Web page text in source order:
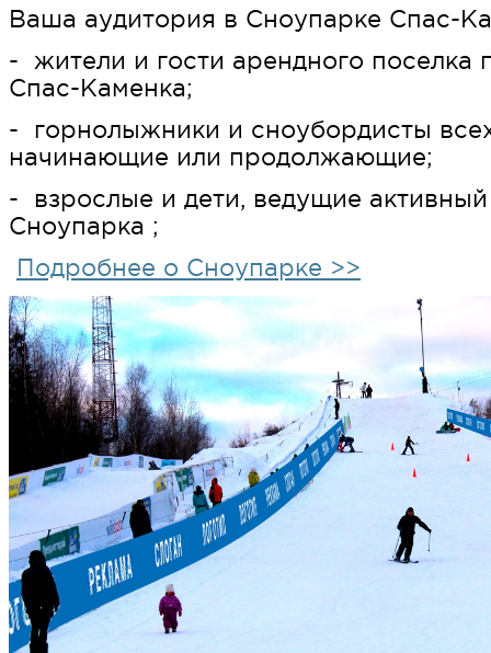
Ваша аудитория в Сноупарке Спас-
- жители и гости арендного поселка
Спас-Каменка;
- горнолыжники и сноубордисты
начинающие или продолжающие;
- взрослые и дети, ведущие
Сноупарка ;
Подробнее о Сноупарке >>